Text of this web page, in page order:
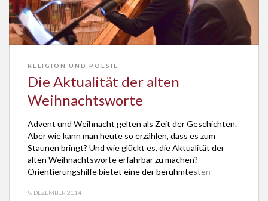
RELIGION UND POESIE
Die Aktualität der alten
Weihnachtsworte
Advent und Weihnacht gelten als Zeit der Geschichten.
Aber wie kann man heute so erzählen, dass es zum
Staunen bringt? Und wie glückt es, die Aktualität der
alten Weihnachtsworte erfahrbar zu machen?
Orientierungshilfe bietet eine der berühmtesten
begab sich aber zu der Zeit …“. Die Weihnachtserzählung
9. DEZEMBER 2014